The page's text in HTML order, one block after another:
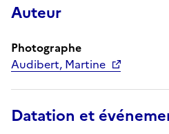
Auteur
Photographe
Audibert, Martine
Datation et